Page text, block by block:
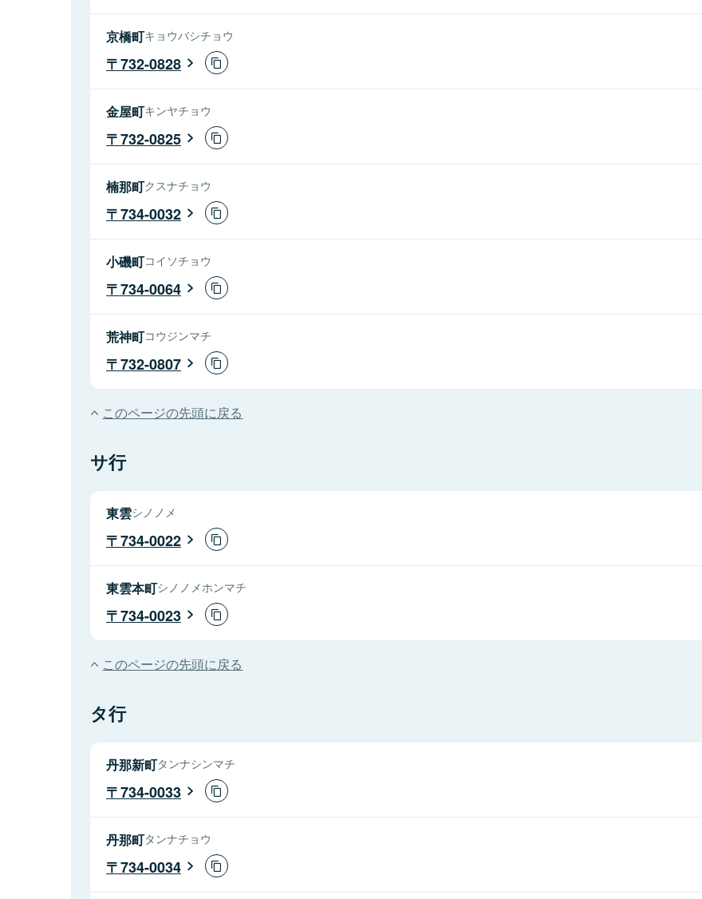
京橋町キョウバシチョウ
732-0828
金屋町キンヤチョウ
732-0825
楠那町クスナチョウ
734-0032
小磯町コイソチョウ
734-0064
荒神町コウジンマチ
732-0807
このページの先頭に戻る
サ行
東雲シノノメ
734-0022
東雲本町シノノメホンマチ
734-0023
このページの先頭に戻る
タ行
丹那新町タンナシンマチ
734-0033
丹那町タンナチョウ
734-0034